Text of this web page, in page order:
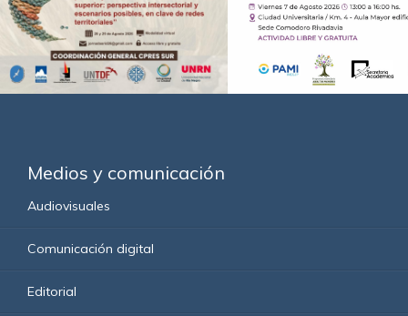
Medios y comunicación
Audiovisuales
Comunicación digital
Editorial